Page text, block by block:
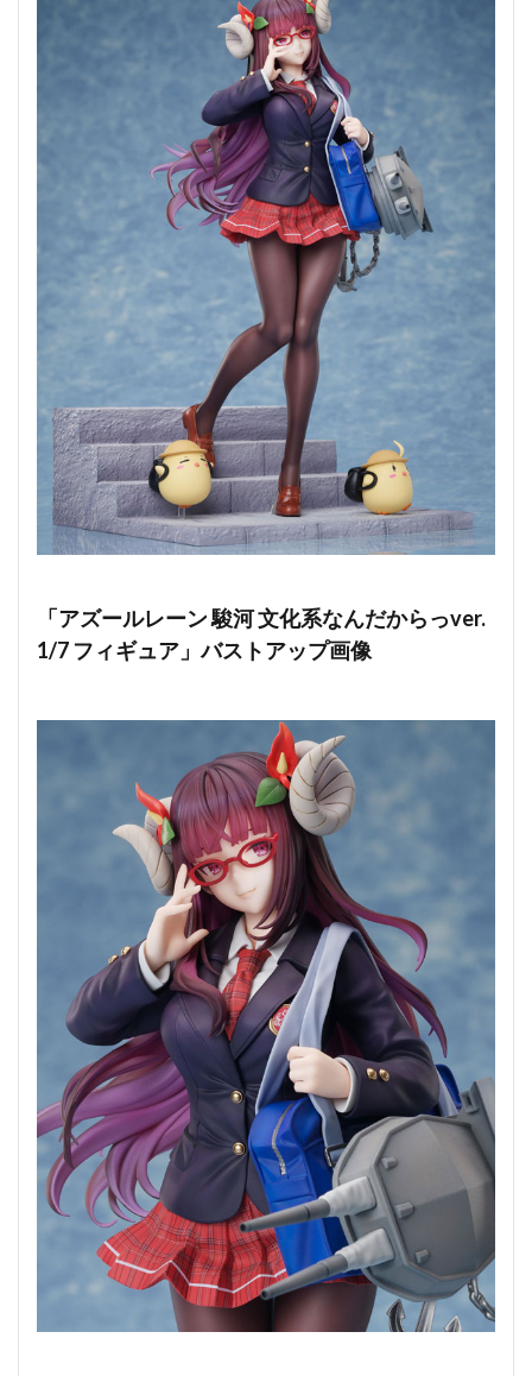
「アズールレーン 駿河 文化系なんだからっver.
1/7 フィギュア」バストアップ画像